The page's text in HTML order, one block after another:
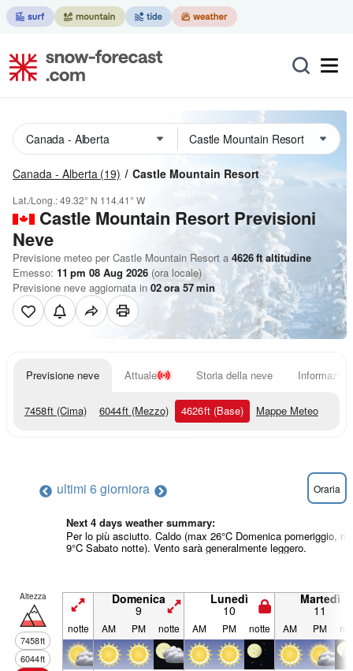
Canada - Alberta (19) Castle Mountain Resort
Lat./Long.:49.32° N 114.41° W
Castle Mountain Resort Previsioni
Neve
Previsione meteo per Castle Mountain Resort a 4626ftaltitudine
Emesso: 11 pm 08 Aug 2026 (ora locale)
Previsione neve aggiornata in 02ora 57min
Previsione neve Attuale Storia della neve
7458ft (Cima) 6044ft (Mezzo) 4626ft (Base) Mappe Meteo
ultimi 6 giorniora Oraria
Next 4 days weather summary:
Per lo più asciutto. Caldo (max 26°C Domenica pomeriggio,
9°C Sabato notte). Vento sarà generalmente leggero.
Altezza
7458ft
6044ft
Domenica
9
Lunedì
10
Martedì
11
notte AM PM notte AM PM notte AM PM